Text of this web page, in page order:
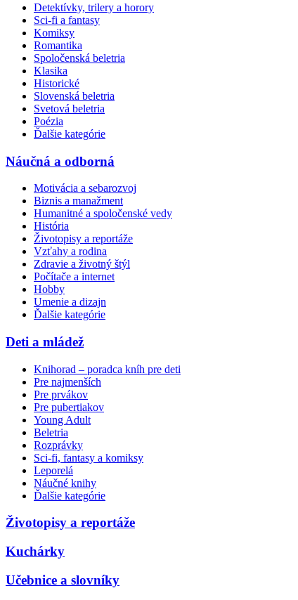
Detektívky, trilery a horory
Sci-fi a fantasy
Komiksy
Romantika
Spoločenská beletria
Klasika
Historické
Slovenská beletria
Svetová beletria
Poézia
Ďalšie kategórie
Náučná a odborná
Motivácia a sebarozvoj
Biznis a manažment
Humanitné a spoločenské vedy
História
Životopisy a reportáže
Vzťahy a rodina
Zdravie a životný štýl
Počítače a internet
Hobby
Umenie a dizajn
Ďalšie kategórie
Deti a mládež
Knihorad – poradca kníh pre deti
Pre najmenších
Pre prvákov
Pre pubertiakov
Young Adult
Beletria
Rozprávky
Sci-fi, fantasy a komiksy
Leporelá
Náučné knihy
Ďalšie kategórie
Životopisy a reportáže
Kuchárky
Učebnice a slovníky